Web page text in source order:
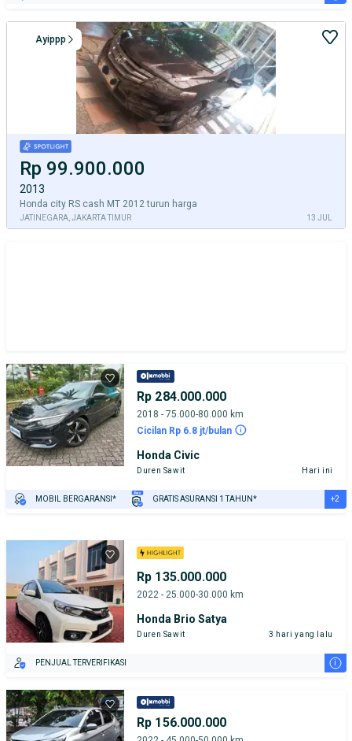
Rp 99.900.000
2013
Honda city RS cash MT 2012 turun harga
JATINEGARA, JAKARTA TIMUR 13 JUL
Ayippp
Rp 284.000.000
2018 - 75.000-80.000 km
Cicilan Rp 6.8 jt/bulan
Honda Civic
Duren Sawit Hari ini
MOBIL BERGARANSI* GRATIS ASURANSI 1 TAHUN* +2
Rp 135.000.000
2022 - 25.000-30.000 km
Honda Brio Satya
Duren Sawit 3 hari yang lalu
PENJUAL TERVERIFIKASI i
Rp 156.000.000